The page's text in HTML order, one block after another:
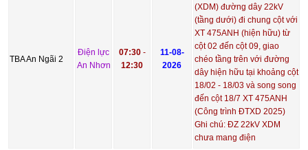
TBA An Ngãi 2
Điện lực
An Nhơn
07:30-
12:30
11-08-
2026
(XDM) đường dây 22kV
(tầng dưới) đi chung cột với
XT 475ANH (hiện hữu) từ
cột 02 đến cột 09, giao
chéo tầng trên với đường
dây hiện hữu tại khoảng cột
18/02 - 18/03 và song song
đến cột 18/7 XT 475ANH
(Công trình ĐTXD 2025)
Ghi chú: ĐZ 22kV XDM
chưa mang điện